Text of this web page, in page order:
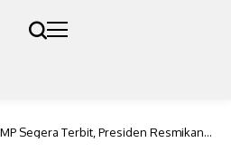
Segera Terbit, Presiden Resmikan